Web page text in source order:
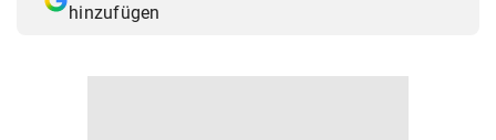
hinzufügen